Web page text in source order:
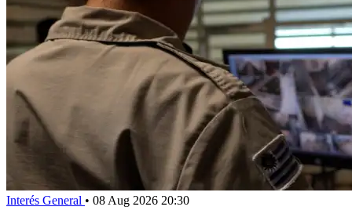
Interés General • 08 Aug 2026 20:30